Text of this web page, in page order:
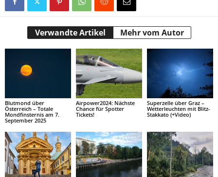
Verwandte Artikel Mehr vom Autor
Blutmond über
Österreich – Totale
Mondfinsternis am 7.
September 2025
Airpower2024: Nächste
Chance für Spotter
Tickets!
Superzelle über Graz –
Wetterleuchten mit Blitz-
Stakkato (+Video)